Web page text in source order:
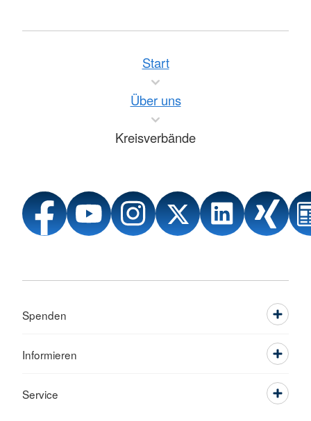
Start
Über uns
Kreisverbände
Spenden
Informieren
Service